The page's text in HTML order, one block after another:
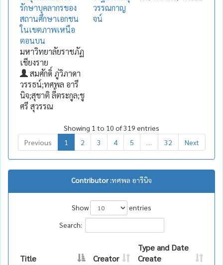
รักษาบุคลากรของ
สถานศึกษาเอกชน
ในเขตภาพเหนือ
ตอนบน
มหาวิทยาลัยราชภัฏ
เชียงราย
สมศักดิ์ ภู่วิภาดา
วรรธน์;ทศพล อารี
นิจ;สุชาติ ลี้ตระกูล;ชู
ศรี สุวรรณ
วรรณกาญ
จน์
Showing 1 to 10 of 319 entries
Previous
1 2 3 4 5 32 Next
Contributor :ทศพล อารีนิจ
Show
entries
Search:
Title Creator
Type and Date
Create